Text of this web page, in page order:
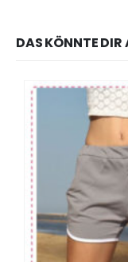
DAS KÖNNTE DIR